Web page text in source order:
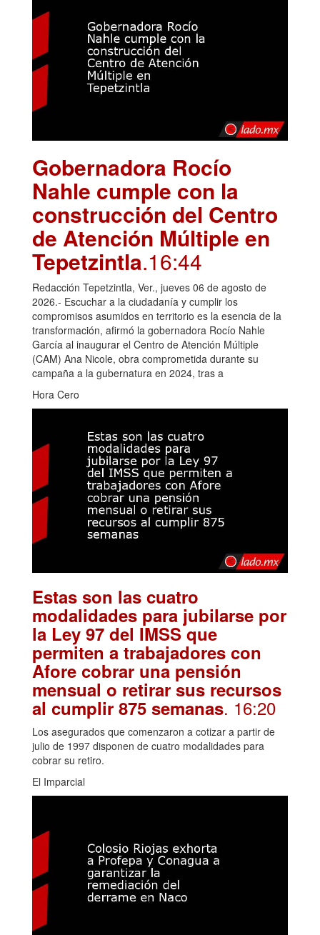
Gobernadora Rocío
Nahle cumple con la
construcción del Centro
de Atención Múltiple en
Tepetzintla.16:44
Redacción Tepetzintla, Ver., jueves 06 de agosto de
2026.- Escuchar a la ciudadanía y cumplir los
compromisos asumidos en territorio es la esencia de la
transformación, afirmó la gobernadora Rocío Nahle
García al inaugurar el Centro de Atención Múltiple
(CAM) Ana Nicole, obra comprometida durante su
campaña a la gubernatura en 2024, tras a
Hora Cero
Estas son las cuatro
modalidades para jubilarse por
la Ley 97 del IMSS que
permiten a trabajadores con
Afore cobrar una pensión
mensual o retirar sus recursos
al cumplir 875 semanas. 16:20
Los asegurados que comenzaron a cotizar a partir de
julio de 1997 disponen de cuatro modalidades para
cobrar su retiro.
El Imparcial